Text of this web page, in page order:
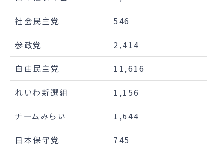
社会民主党 546
参政党 2,414
自由民主党 11,616
れいわ新選組 1,156
チームみらい 1,644
日本保守党 745